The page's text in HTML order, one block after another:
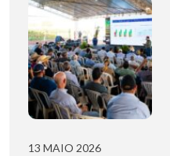
13 MAIO 2026